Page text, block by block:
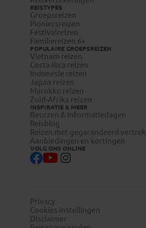
REISTYPES
Groepsreizen
Pioniersreizen
Festivalreizen
Familiereizen 6+
POPULAIRE GROEPSREIZEN
Vietnam reizen
Costa Rica reizen
Indonesie reizen
Japan reizen
Marokko reizen
Zuid-Afrika reizen
INSPIRATIE & MEER
Beurzen & informatiedagen
Reisblog
Reizen met gegarandeerd vertrek
Aanbiedingen en kortingen
VOLG ONS ONLINE
Privacy
Cookies instellingen
Disclaimer